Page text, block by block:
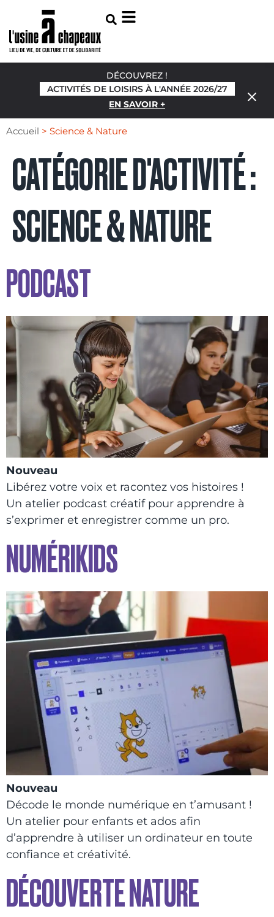
DÉCOUVREZ !
ACTIVITÉS DE LOISIRS À L'ANNÉE 2026/27
EN SAVOIR +
Accueil > Science & Nature
CATÉGORIE D'ACTIVITÉ :
SCIENCE & NATURE
PODCAST
Nouveau
Libérez votre voix et racontez vos histoires !
Un atelier podcast créatif pour apprendre à
s’exprimer et enregistrer comme un pro.
NUMÉRIKIDS
Nouveau
Décode le monde numérique en t’amusant !
Un atelier pour enfants et ados afin
d’apprendre à utiliser un ordinateur en toute
confiance et créativité.
DÉCOUVERTE NATURE